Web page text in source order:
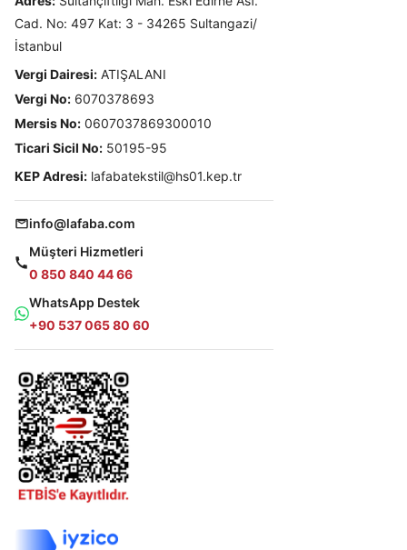
Cad. No: 497 Kat: 3 - 34265 Sultangazi/
İstanbul
Vergi Dairesi: ATIŞALANI
Vergi No: 6070378693
Mersis No: 0607037869300010
Ticari Sicil No: 50195-95
KEP Adresi: lafabatekstil@hs01.kep.tr
info@lafaba.com
Müşteri Hizmetleri
0 850 840 44 66
WhatsApp Destek
+90 537 065 80 60